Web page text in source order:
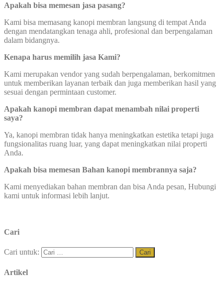
Apakah bisa memesan jasa pasang?
Kami bisa memasang kanopi membran langsung di tempat Anda
dengan mendatangkan tenaga ahli, profesional dan berpengalaman
dalam bidangnya.
Kenapa harus memilih jasa Kami?
Kami merupakan vendor yang sudah berpengalaman, berkomitmen
untuk memberikan layanan terbaik dan juga memberikan hasil yang
sesuai dengan permintaan customer.
Apakah kanopi membran dapat menambah nilai properti
saya?
Ya, kanopi membran tidak hanya meningkatkan estetika tetapi juga
fungsionalitas ruang luar, yang dapat meningkatkan nilai properti
Anda.
Apakah bisa memesan Bahan kanopi membrannya saja?
Kami menyediakan bahan membran dan bisa Anda pesan, Hubungi
kami untuk informasi lebih lanjut.
Cari
Cari untuk:
Artikel